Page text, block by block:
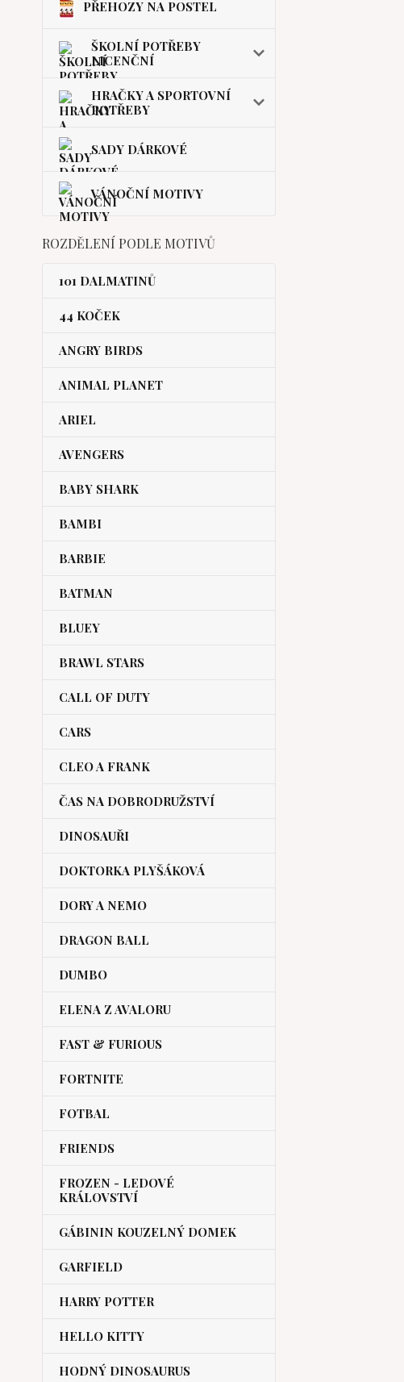
PŘEHOZY NA POSTEL
ŠKOLNÍ POTŘEBY
LICENČNÍ
HRAČKY A SPORTOVNÍ
POTŘEBY
SADY DÁRKOVÉ
VÁNOČNÍ MOTIVY
ROZDĚLENÍ PODLE MOTIVŮ
101 DALMATINŮ
44 KOČEK
ANGRY BIRDS
ANIMAL PLANET
ARIEL
AVENGERS
BABY SHARK
BAMBI
BARBIE
BATMAN
BLUEY
BRAWL STARS
CALL OF DUTY
CARS
CLEO A FRANK
ČAS NA DOBRODRUŽSTVÍ
DINOSAUŘI
DOKTORKA PLYŠÁKOVÁ
DORY A NEMO
DRAGON BALL
DUMBO
ELENA Z AVALORU
FAST & FURIOUS
FORTNITE
FOTBAL
FRIENDS
FROZEN - LEDOVÉ
KRÁLOVSTVÍ
GÁBININ KOUZELNÝ DOMEK
GARFIELD
HARRY POTTER
HELLO KITTY
HODNÝ DINOSAURUS